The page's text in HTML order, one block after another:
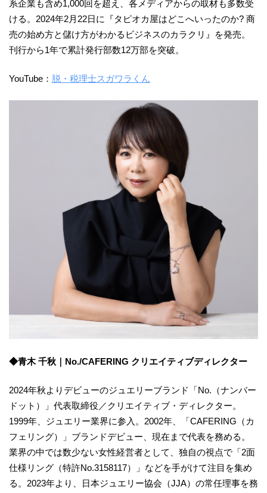
系企業も含め1,000回を超え、各メディアからの取材も多数受
ける。2024年2月22日に『タピオカ屋はどこへいったのか? 商
売の始め方と儲け方がわかるビジネスのカラクリ』を発売。
刊行から1年で累計発行部数12万部を突破。
YouTube： 脱・税理士スガワラくん
◆青木 千秋｜No./CAFERING クリエイティブディレクター
2024年秋よりデビューのジュエリーブランド「No.（ナンバー
ドット）」代表取締役／クリエイティブ・ディレクター。
1999年、ジュエリー業界に参入。2002年、「CAFERING（カ
フェリング）」ブランドデビュー、現在まで代表を務める。
業界の中では数少ない女性経営者として、独自の視点で「2面
仕様リング（特許No.3158117）」などを手がけて注目を集め
る。2023年より、日本ジュエリー協会（JJA）の常任理事を務